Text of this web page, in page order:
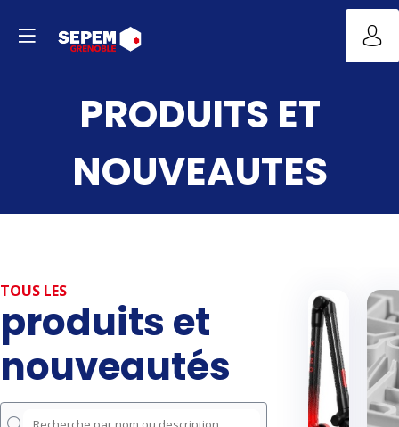
PRODUITS ET
NOUVEAUTES
TOUS LES
produits et
nouveautés